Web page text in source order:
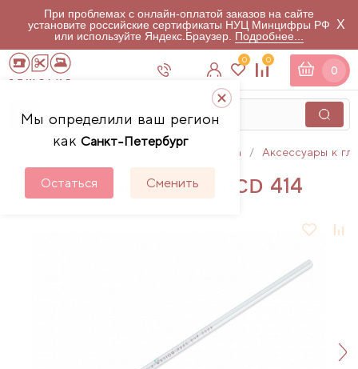
При проблемах с онлайн-оплатой заказов на сайте
установите российские сертификаты НУЦ Минцифры РФ
или используйте Яндекс.Браузер. Подробнее...
X
Мы определили ваш регион
как Санкт-Петербург
Остаться Сменить
0 0
0
Гладильная техника Аксессуары к
Водомерная трубочка CD 414